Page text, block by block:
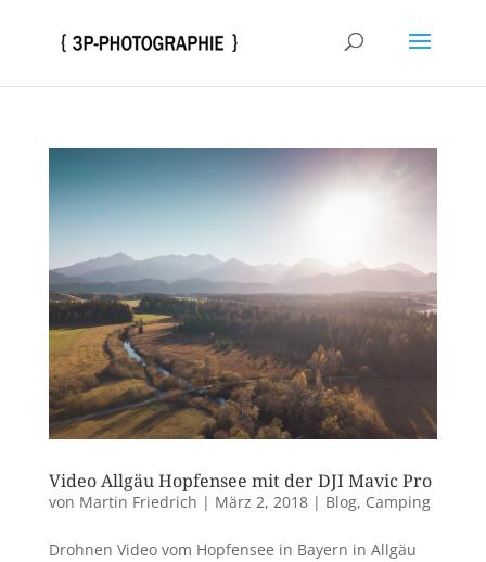
Video Allgäu Hopfensee mit der DJI Mavic Pro
von Martin Friedrich | März 2, 2018| Blog, Camping
Drohnen Video vom Hopfensee in Bayern in Allgäu